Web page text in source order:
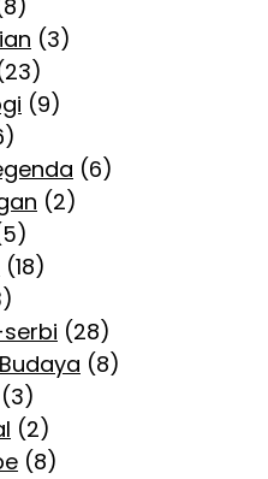
(3)
(9)
(6)
(2)
(18)
(28)
(8)
(3)
(2)
(8)